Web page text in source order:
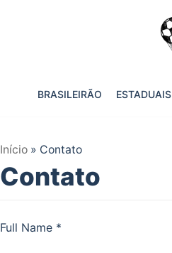
BRASILEIRÃO ESTADUAIS
Início» Contato
Contato
Full Name *